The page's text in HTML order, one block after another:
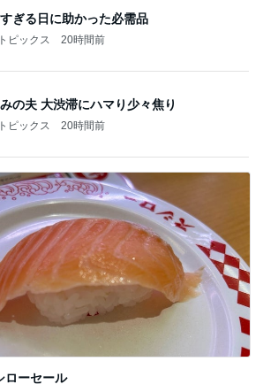
ぎる日に助かった必需品
ピックス 20時間前
の夫 大渋滞にハマり少々焦り
ピックス 20時間前
ローセール